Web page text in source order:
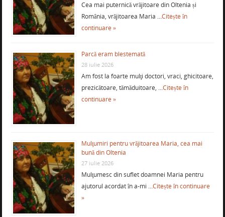
Cea mai puternică vrăjitoare din Oltenia și
România, vrăjitoarea Maria …Citește în
continuare »
Parcă eram blestemată
28 iulie 2026
Am fost la foarte mulţi doctori, vraci, ghicitoare,
prezicătoare, tămăduitoare, …Citește în
continuare »
Mulţumiri pentru vrăjitoarea Maria, cea mai
bună din Oltenia
27 iulie 2026
Mulţumesc din suflet doamnei Maria pentru
ajutorul acordat în a-mi …Citește în continuare
»